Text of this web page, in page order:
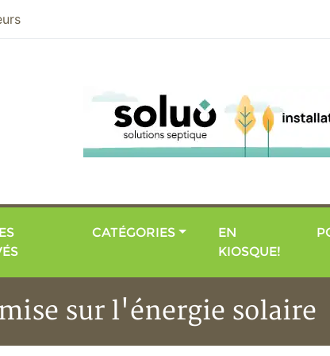
CATÉGORIES
EN
KIOSQUE!
sur l'énergie solaire